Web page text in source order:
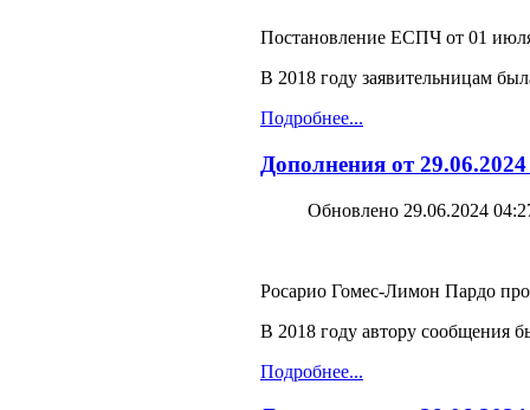
Постановление ЕСПЧ от 01
В 2018 году заявительницам
Подробнее...
Дополнения от
Обновлено 29.06.2024
Росарио Гомес-Лимон Пардо
В 2018 году автору сообщения
Подробнее...